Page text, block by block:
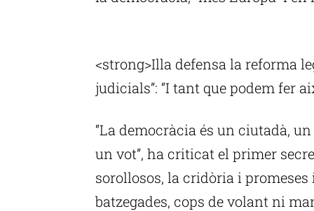
<strong>Illa defensa la reforma
judicials”: “I tant que podem fer
“La democràcia és un ciutadà,
un vot”, ha criticat el primer
sorollosos, la cridòria i
batzegades, cops de volant ni